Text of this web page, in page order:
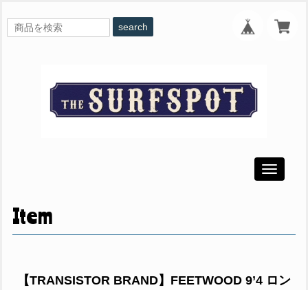
search
Toggle
Item
【TRANSISTOR BRAND】FEETWOOD 9’4 ロン